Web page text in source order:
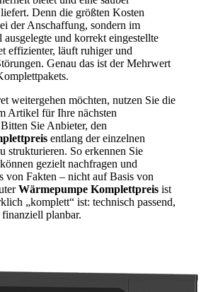
Denn die größten Kosten
der Anschaffung, sondern im
und korrekt eingestellte
effizienter, läuft ruhiger und
Genau das ist der Mehrwert
weitergehen möchten, nutzen Sie die
Artikel für Ihre nächsten
Sie Anbieter, den
entlang der einzelnen
strukturieren. So erkennen Sie
gezielt nachfragen und
von Fakten – nicht auf Basis von
Wärmepumpe Komplettpreis ist
„komplett“ ist: technisch passend,
planbar.